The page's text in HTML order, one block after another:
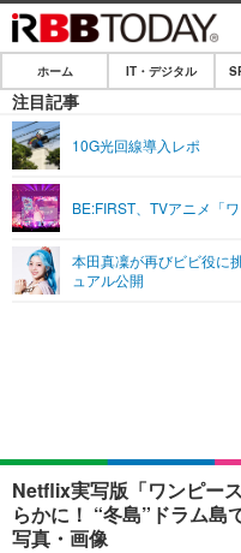
ホーム
IT・デジタル
ショッピング
SPEED TEST
エンタメ
エンタメTOP
ショッピング
ライフ
ホーム IT・デジタル
注目記事
10G光回線導入レポ
BE:FIRST、TVアニメ「
本田真凜が再びビビ役に
ュアル公開
Netflix実写版「ワンピー
らかに！ “冬島”ドラム島
写真・画像